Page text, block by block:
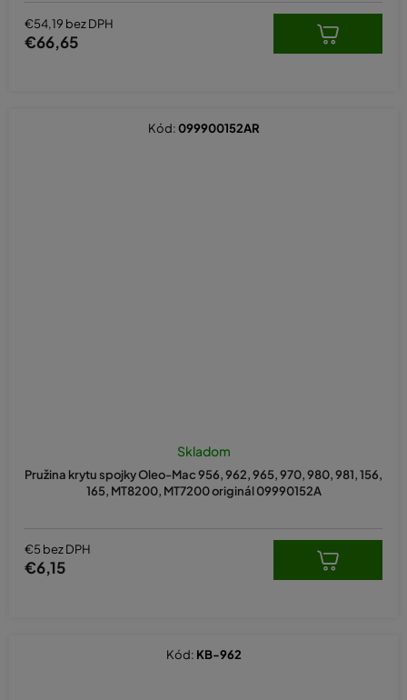
€54,19 bez DPH
€66,65
Pružina krytu spojky Oleo-Mac 956, 962, 965, 970, 980, 981, 156,
165, MT8200, MT7200 originál 09990152A
Skladom
€5 bez DPH
€6,15
Kód:099900152AR
Kód: KB-962